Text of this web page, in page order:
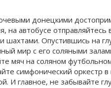
донецкими
на автобусе отправляйтесь
шахтами. Опустившись на
мир с его соляными
мяч на соляном
симфонический оркестр
И главное, не забывайте